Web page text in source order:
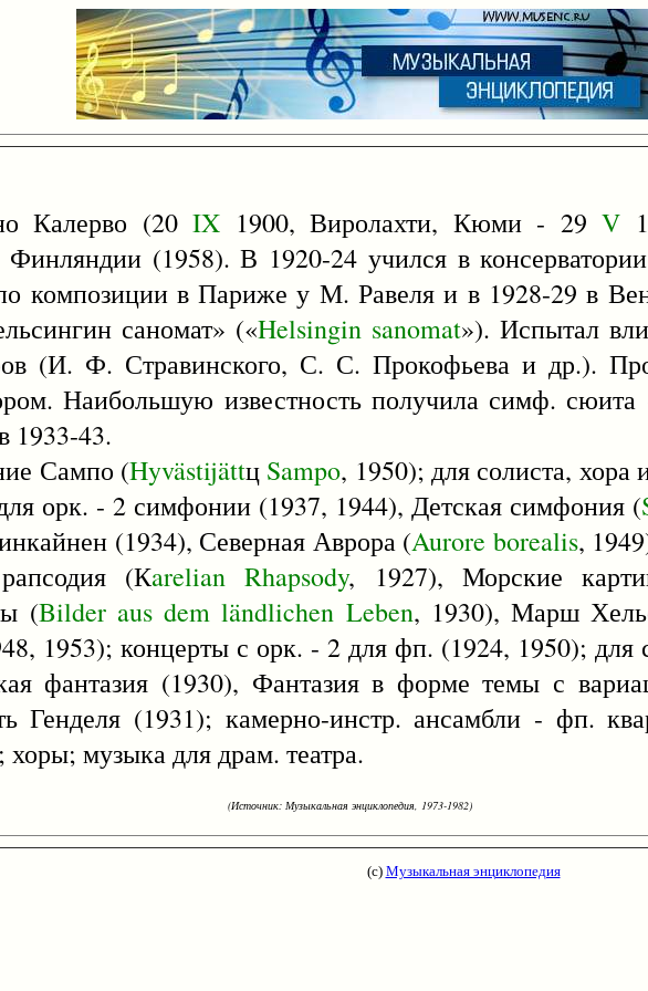
Калерво (20IX 1900, Виролахти, Кюми - 29V
(1958). В 1920-24 учился в
по композиции в Париже у М. Равеля и в 1928-29 в
саномат» («Helsingin sanomat»). Испытал
(И. Ф. Стравинского, С. С. Прокофьева и др.).
Наибольшую известность получила симф. сюита
1933-43.
Сампо (Hyvästijättц Sampo, 1950); для солиста,
орк. - 2 симфонии (1937, 1944), Детская симфония (
(1934), Северная Аврора (Aurore borealis,
(Кarelian Rhapsody, 1927), Морские
(Bilder aus dem ländlichen Leben, 1930), Марш
1953); концерты с орк. - 2 для фп. (1924, 1950); для
фантазия (1930), Фантазия в форме темы с
Генделя (1931); камерно-инстр. ансамбли - фп.
музыка для драм. театра.
(Источник: Музыкальная энциклопедия, 1973-1982)
(с) Музыкальная энциклопедия